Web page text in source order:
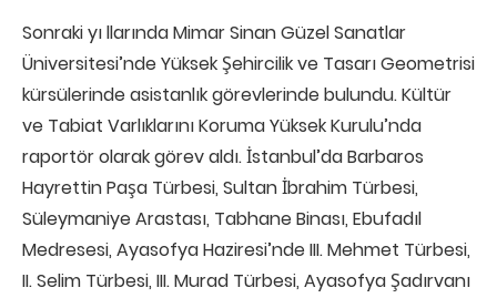
Sonraki yı llarında Mimar Sinan Güzel Sanatlar
Üniversitesi’nde Yüksek Şehircilik ve Tasarı Geometrisi
kürsülerinde asistanlık görevlerinde bulundu. Kültür
ve Tabiat Varlıklarını Koruma Yüksek Kurulu’nda
raportör olarak görev aldı. İstanbul’da Barbaros
Hayrettin Paşa Türbesi, Sultan İbrahim Türbesi,
Süleymaniye Arastası, Tabhane Binası, Ebufadıl
Medresesi, Ayasofya Haziresi’nde III. Mehmet Türbesi,
II. Selim Türbesi, III. Murad Türbesi, Ayasofya Şadırvanı